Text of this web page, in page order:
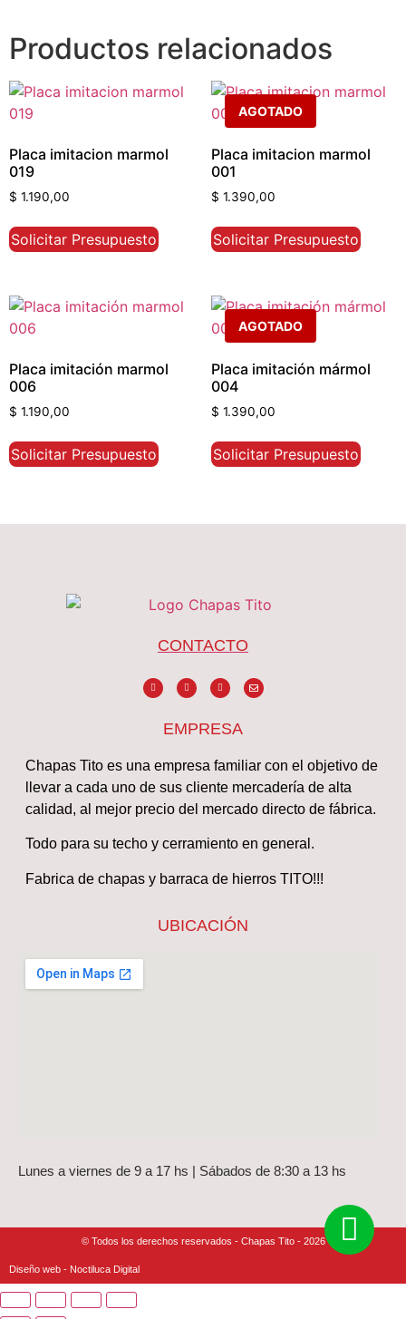
Productos relacionados
Placa imitacion marmol
019
$ 1.190,00
Solicitar Presupuesto
AGOTADO
Placa imitacion marmol
001
$ 1.390,00
Solicitar Presupuesto
Placa imitación marmol
006
$ 1.190,00
Solicitar Presupuesto
AGOTADO
Placa imitación mármol
004
$ 1.390,00
Solicitar Presupuesto
CONTACTO
EMPRESA
Chapas Tito es una empresa familiar con el objetivo de
llevar a cada uno de sus cliente mercadería de alta
calidad, al mejor precio del mercado directo de fábrica.
Todo para su techo y cerramiento en general.
Fabrica de chapas y barraca de hierros TITO!!!
UBICACIÓN
Lunes a viernes de 9 a 17 hs | Sábados de 8:30 a 13 hs
© Todos los derechos reservados - Chapas Tito - 2026
Diseño web - Noctiluca Digital